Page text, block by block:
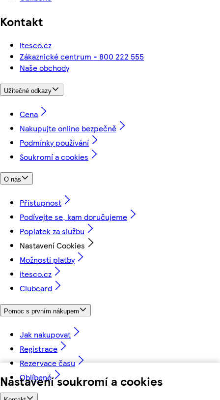
Nastavení soukromí a cookies
Kontakt
itesco.cz
Zákaznické centrum - 800 222 555
Naše obchody
Užitečné odkazy
Cena
Nakupujte online bezpečně
Podmínky používání
Soukromí a cookies
O nás
Přístupnost
Podívejte se, kam doručujeme
Poplatek za službu
Nastavení Cookies
Možnosti platby
itesco.cz
Clubcard
Pomoc s prvním nákupem
Jak nakupovat
Registrace
Rezervace času
Oblíbené